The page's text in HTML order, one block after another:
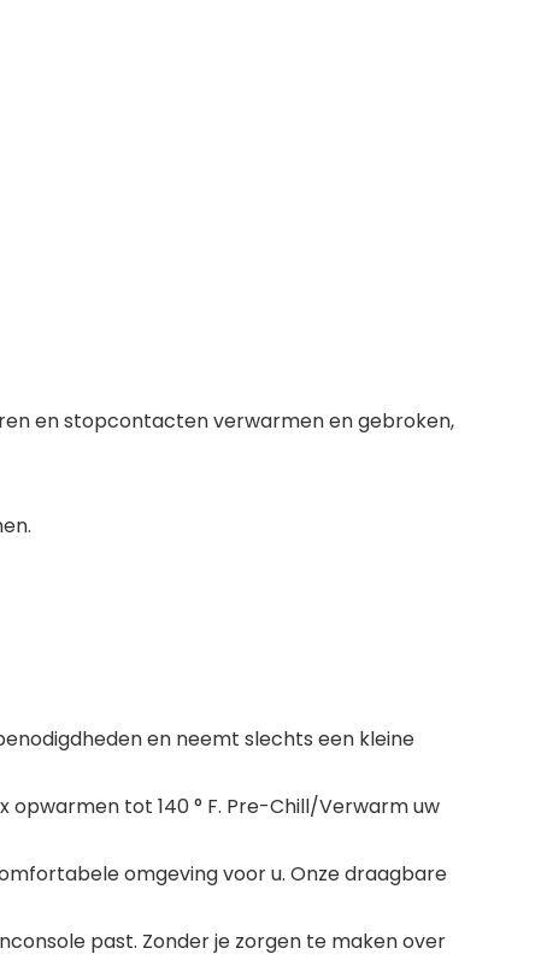
en stopcontacten verwarmen en gebroken,
en neemt slechts een kleine
opwarmen tot 140 ° F. Pre-Chill/Verwarm uw
omgeving voor u. Onze draagbare
past. Zonder je zorgen te maken over